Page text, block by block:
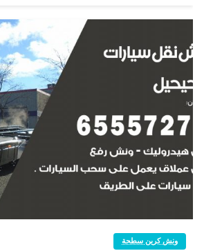
ونش كرين سطحة